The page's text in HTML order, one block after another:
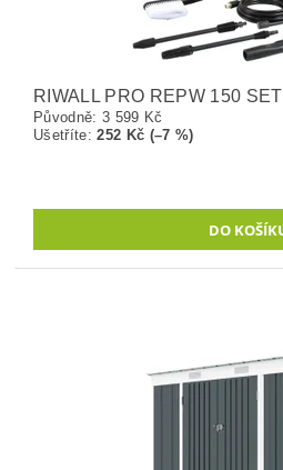
RIWALL PRO REPW 150 SET
Původně: 3 599 Kč
Ušetříte:252 Kč (–7 %)